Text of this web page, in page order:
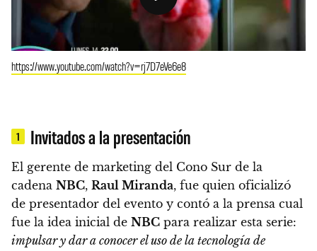
https://www.youtube.com/watch?v=rj7D7eVe6e8
1 Invitados a la presentación
El gerente de marketing del Cono Sur de la
cadena NBC, Raul Miranda, fue quien oficializó
de presentador del evento y contó a la prensa cual
fue la idea inicial de NBC para realizar esta serie:
impulsar y dar a conocer el uso de la tecnología de